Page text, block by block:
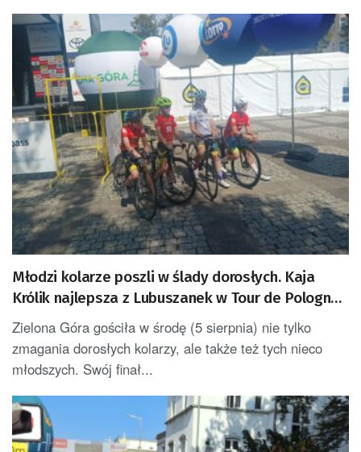
Młodzi kolarze poszli w ślady dorosłych. Kaja
Królik najlepsza z Lubuszanek w Tour de Pologne
Junior
Zielona Góra gościła w środę (5 sierpnia) nie tylko
zmagania dorosłych kolarzy, ale także też tych nieco
młodszych. Swój finał...